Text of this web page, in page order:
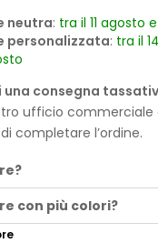
neutra: tra il 11 agosto
personalizzata: tra il
una consegna
ufficio commerciale
completare l’ordine.
con più colori?